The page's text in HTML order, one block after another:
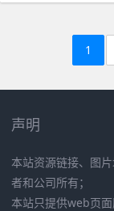
1
声明
本站资源链接、图
者和公司所有；
本站只提供web页